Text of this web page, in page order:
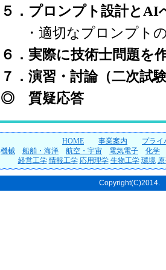
５．プロンプト設計とAI
・適切なプロンプト
６．実際に技術士問題を
７．演習・討論（二次試
◎ 質疑応答
HOME 事業案内
プライ
機械
船舶・海洋 航空・宇宙 電気電子
化学
経営工学 情報工学 応用理学 生物工学 環境
Copyright(C)2014.